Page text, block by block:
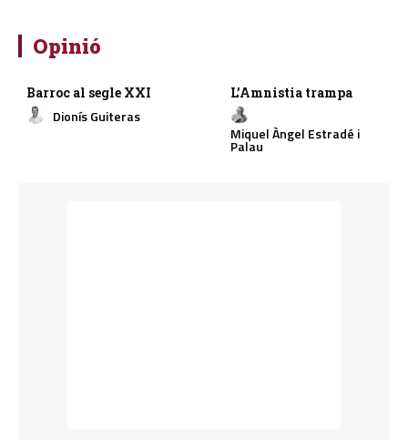
Opinió
Barroc al segle XXI
Dionís Guiteras
L’Amnistia trampa
Miquel Àngel Estradé i
Palau